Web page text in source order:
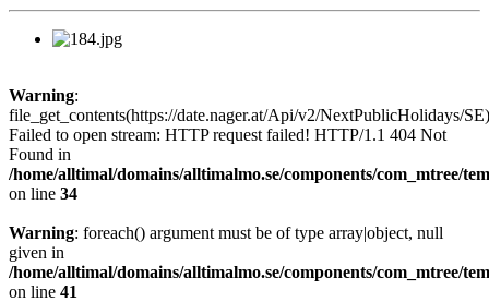
Warning:
file_get_contents(https://date.nager.at/Api/v2/NextPublicHolidays/
Failed to open stream: HTTP request failed! HTTP/1.1 404 Not
Found in
/home/alltimal/domains/alltimalmo.se/components/com_mtree/
on line 34
Warning: foreach() argument must be of type array|object, null
given in
/home/alltimal/domains/alltimalmo.se/components/com_mtree/
on line 41